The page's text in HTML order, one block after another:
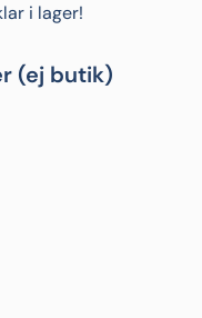
i lager!
(ej butik)